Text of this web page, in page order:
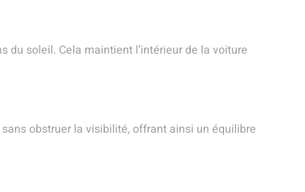
soleil. Cela maintient l’intérieur de la voiture
obstruer la visibilité, offrant ainsi un équilibre